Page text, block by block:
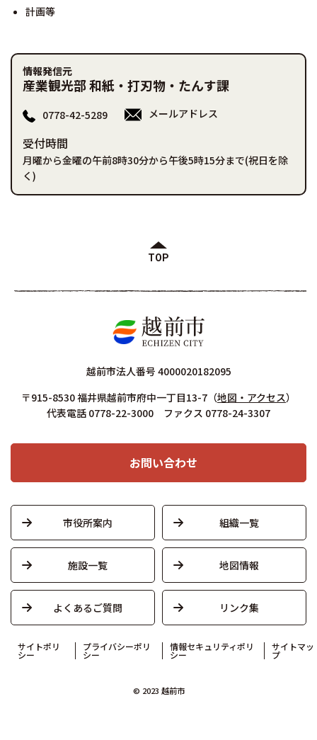
計画等
情報発信元
産業観光部 和紙・打刃物・たんす課
0778-42-5289 メールアドレス
受付時間
月曜から金曜の午前8時30分から午後5時15分まで(祝日を除
く)
TOP
越前市法人番号 4000020182095
〒915-8530 福井県越前市府中一丁目13-7 （地図・アクセス）
代表電話 0778-22-3000 ファクス 0778-24-3307
お問い合わせ
市役所案内 組織一覧
施設一覧 地図情報
よくあるご質問 リンク集
サイトポリ
シー
プライバシーポリ
シー
情報セキュリティポリ
シー
サイトマッ
プ
© 2023 越前市